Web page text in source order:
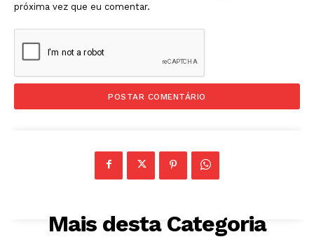
próxima vez que eu comentar.
Mais desta Categoria